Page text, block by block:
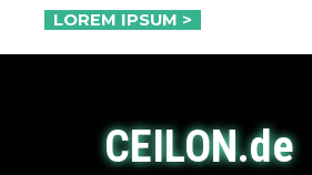
LOREM IPSUM >
CEILON.de